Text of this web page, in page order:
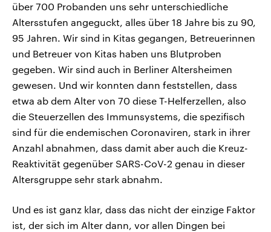
über 700 Probanden uns sehr unterschiedliche
Altersstufen angeguckt, alles über 18 Jahre bis zu 90,
95 Jahren. Wir sind in Kitas gegangen, Betreuerinnen
und Betreuer von Kitas haben uns Blutproben
gegeben. Wir sind auch in Berliner Altersheimen
gewesen. Und wir konnten dann feststellen, dass
etwa ab dem Alter von 70 diese T-Helferzellen, also
die Steuerzellen des Immunsystems, die spezifisch
sind für die endemischen Coronaviren, stark in ihrer
Anzahl abnahmen, dass damit aber auch die Kreuz-
Reaktivität gegenüber SARS-CoV-2 genau in dieser
Altersgruppe sehr stark abnahm.
Und es ist ganz klar, dass das nicht der einzige Faktor
ist, der sich im Alter dann, vor allen Dingen bei